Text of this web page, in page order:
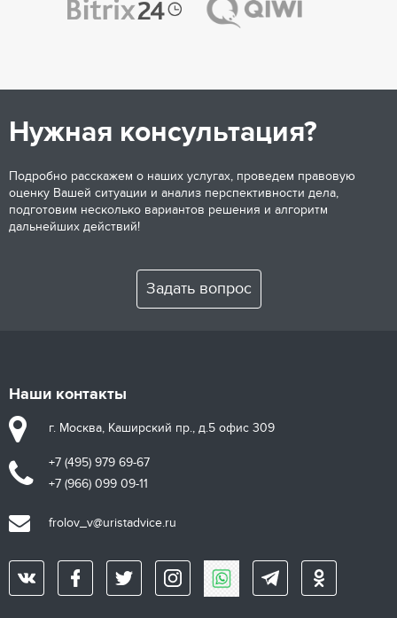
Нужная консультация?
Подробно расскажем о наших услугах, проведем правовую
оценку Вашей ситуации и анализ перспективности дела,
подготовим несколько вариантов решения и алгоритм
дальнейших действий!
Задать вопрос
Наши контакты
г. Москва, Каширский пр., д.5 офис 309
+7 (495) 979 69-67
+7 (966) 099 09-11
frolov_v@uristadvice.ru